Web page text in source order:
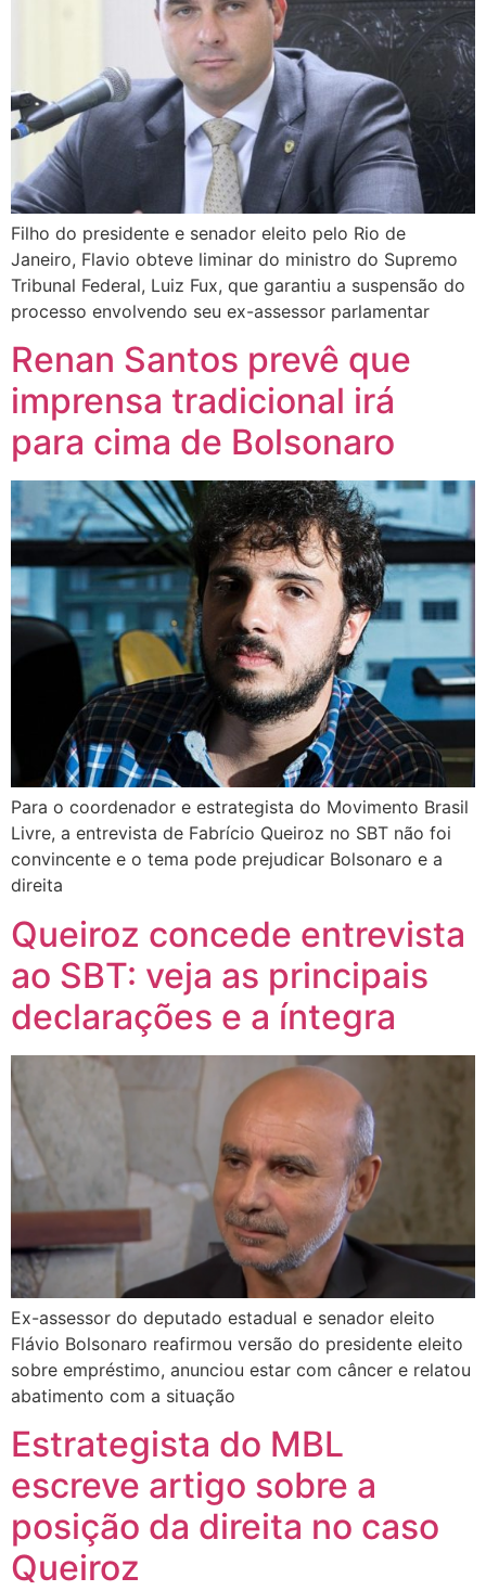
Filho do presidente e senador eleito pelo Rio de
Janeiro, Flavio obteve liminar do ministro do Supremo
Tribunal Federal, Luiz Fux, que garantiu a suspensão do
processo envolvendo seu ex-assessor parlamentar
Renan Santos prevê que
imprensa tradicional irá
para cima de Bolsonaro
Para o coordenador e estrategista do Movimento Brasil
Livre, a entrevista de Fabrício Queiroz no SBT não foi
convincente e o tema pode prejudicar Bolsonaro e a
direita
Queiroz concede entrevista
ao SBT: veja as principais
declarações e a íntegra
Ex-assessor do deputado estadual e senador eleito
Flávio Bolsonaro reafirmou versão do presidente eleito
sobre empréstimo, anunciou estar com câncer e relatou
abatimento com a situação
Estrategista do MBL
escreve artigo sobre a
posição da direita no caso
Queiroz